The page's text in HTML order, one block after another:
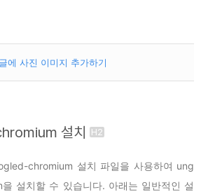
에 사진 이미지 추가하기
설치
chromium 설치 파일을 사용하여 ung
설치할 수 있습니다. 아래는 일반적인 설